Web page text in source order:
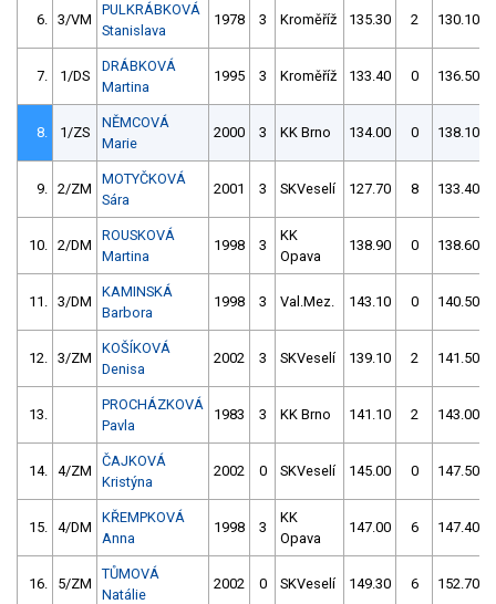
6. 3/VM
PULKRÁBKOVÁ
Stanislava
1978 3 Kroměříž 135.30 2 130.10
7. 1/DS
DRÁBKOVÁ
Martina
1995 3 Kroměříž 133.40 0 136.50
8. 1/ZS
NĚMCOVÁ
Marie
2000 3 KK Brno 134.00 0 138.10
9. 2/ZM
MOTYČKOVÁ
Sára
2001 3 SKVeselí 127.70 8 133.40
10. 2/DM
ROUSKOVÁ
Martina
1998 3
KK
Opava
138.90 0 138.60
11. 3/DM
KAMINSKÁ
Barbora
1998 3 Val.Mez. 143.10 0 140.50
12. 3/ZM
KOŠÍKOVÁ
Denisa
2002 3 SKVeselí 139.10 2 141.50
13.
PROCHÁZKOVÁ
Pavla
1983 3 KK Brno 141.10 2 143.00
14. 4/ZM
ČAJKOVÁ
Kristýna
2002 0 SKVeselí 145.00 0 147.50
15. 4/DM
KŘEMPKOVÁ
Anna
1998 3
KK
Opava
147.00 6 147.40
16. 5/ZM
TŮMOVÁ
Natálie
2002 0 SKVeselí 149.30 6 152.70